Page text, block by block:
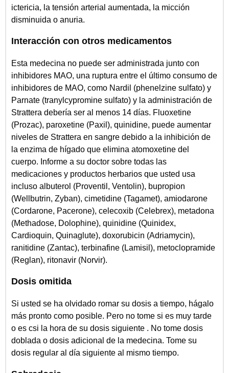
ictericia, la tensión arterial aumentada, la micción
disminuida o anuria.
Interacción con otros medicamentos
Esta medecina no puede ser administrada junto con
inhibidores MAO, una ruptura entre el último consumo de
inhibidores de MAO, como Nardil (phenelzine sulfato) y
Parnate (tranylcypromine sulfato) y la administración de
Strattera debería ser al menos 14 días. Fluoxetine
(Prozac), paroxetine (Paxil), quinidine, puede aumentar
niveles de Strattera en sangre debido a la inhibición de
la enzima de hígado que elimina atomoxetine del
cuerpo. Informe a su doctor sobre todas las
medicaciones y productos herbarios que usted usa
incluso albuterol (Proventil, Ventolin), bupropion
(Wellbutrin, Zyban), cimetidine (Tagamet), amiodarone
(Cordarone, Pacerone), celecoxib (Celebrex), metadona
(Methadose, Dolophine), quinidine (Quinidex,
Cardioquin, Quinaglute), doxorubicin (Adriamycin),
ranitidine (Zantac), terbinafine (Lamisil), metoclopramide
(Reglan), ritonavir (Norvir).
Dosis omitida
Si usted se ha olvidado romar su dosis a tiempo, hágalo
más pronto como posible. Pero no tome si es muy tarde
o es csi la hora de su dosis siguiente . No tome dosis
doblada o dosis adicional de la medecina. Tome su
dosis regular al día siguiente al mismo tiempo.